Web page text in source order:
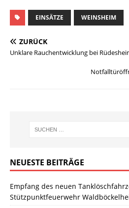
EINSÄTZE WEINSHEIM
ZURÜCK
Unklare Rauchentwicklung bei
NEUESTE BEITRÄGE
Empfang des neuen
Stützpunktfeuerwehr